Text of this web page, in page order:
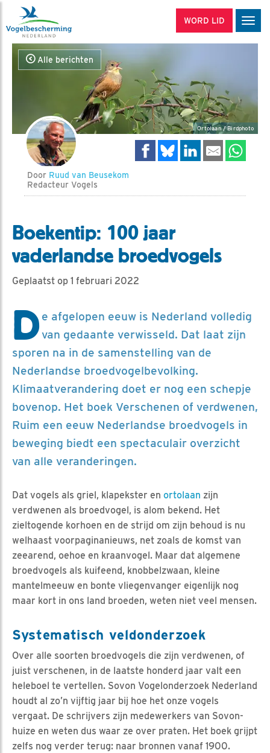
WORD LID
Alle berichten
Ortolaan / Birdphoto
Door Ruud van Beusekom
Redacteur Vogels
Boekentip: 100 jaar
vaderlandse broedvogels
Geplaatst op 1 februari 2022
De afgelopen eeuw is Nederland volledig
van gedaante verwisseld. Dat laat zijn
sporen na in de samenstelling van de
Nederlandse broedvogelbevolking.
Klimaatverandering doet er nog een schepje
bovenop. Het boek Verschenen of verdwenen,
Ruim een eeuw Nederlandse broedvogels in
beweging biedt een spectaculair overzicht
van alle veranderingen.
Dat vogels als griel, klapekster en ortolaan zijn
verdwenen als broedvogel, is alom bekend. Het
zieltogende korhoen en de strijd om zijn behoud is nu
welhaast voorpaginanieuws, net zoals de komst van
zeearend, oehoe en kraanvogel. Maar dat algemene
broedvogels als kuifeend, knobbelzwaan, kleine
mantelmeeuw en bonte vliegenvanger eigenlijk nog
maar kort in ons land broeden, weten niet veel mensen.
Systematisch veldonderzoek
Over alle soorten broedvogels die zijn verdwenen, of
juist verschenen, in de laatste honderd jaar valt een
heleboel te vertellen. Sovon Vogelonderzoek Nederland
houdt al zo’n vijftig jaar bij hoe het onze vogels
vergaat. De schrijvers zijn medewerkers van Sovon-
huize en weten dus waar ze over praten. Het boek grijpt
zelfs nog verder terug: naar bronnen vanaf 1900.